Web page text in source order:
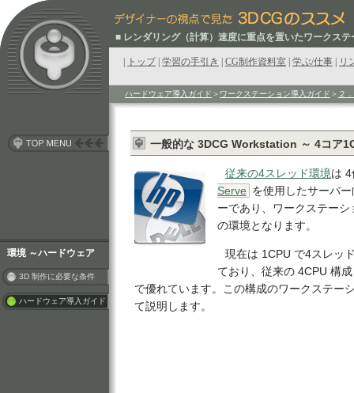
■ レンダリング（計算）速度に重点を置いたワークス
トップ| 学習の手引き CG制作資料室 学ぶ/仕事 リ
ハードウェア導入ガイド ＞ ワークステーション導入ガイド ＞ ２
環境 ～ハードウェア
3D 制作に必要な条件
ハードウェア導入ガイド
一般的な 3DCG Workstation ～ 4コア
従来の4スレッド環境は 4
Serve を使用したサーバ
ーであり、ワークステー
の環境となります。
現在は 1CPU で4スレッ
ており、従来の 4CPU 構
で優れています。この構成のワークステー
て説明します。